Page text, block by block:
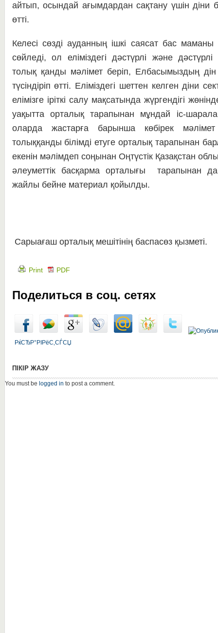
айтып, осындай ағымдардан сақтану үшін діни
өтті.
Келесі сөзді ауданның ішкі саясат бас
сөйледі, ол еліміздегі дәстүрлі және
толық қанды мәлімет беріп, Елбасымыздың
түсіндіріп өтті. Еліміздегі шеттен келген діни
елімізге іріткі салу мақсатында жүргендігі
уақытта орталық тарапынан мұндай іс-
оларда жастарға барынша көбірек
толыққанды білімді етуге орталық тарапынан
екенін мәлімдеп соңынан Оңтүстік Қазақстан
әлеуметтік басқарма орталығы тарапынан
жайлы бейне материал қойылды.
Сарыағаш орталық мешітінің баспасөз қызметі.
Print PDF
Поделиться в соц. сетях
РќСЂР°РІРёС‚СЃСЏ
ПІКІР ЖАЗУ
You must be logged in to post a comment.